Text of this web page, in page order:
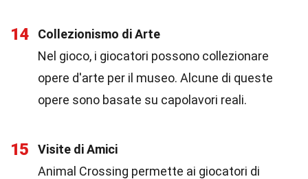
14
Collezionismo di Arte
Nel gioco, i giocatori possono collezionare
opere d'arte per il museo. Alcune di queste
opere sono basate su capolavori reali.
15
Visite di Amici
Animal Crossing permette ai giocatori di